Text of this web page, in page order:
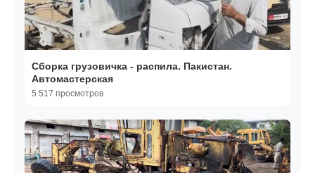
Сборка грузовичка - распила. Пакистан.
Автомастерская
5 517 просмотров